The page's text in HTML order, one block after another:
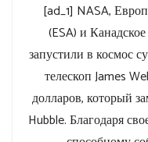
[ad_1] NASA,
(ESA) и
запустили в космос
телескоп James
долларов, который
Hubble. Благодаря